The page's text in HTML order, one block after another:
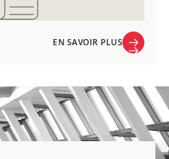
EN SAVOIR PLUS